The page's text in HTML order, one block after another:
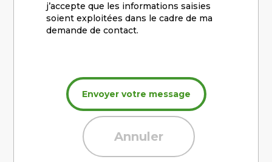
j’accepte que les informations saisies
soient exploitées dans le cadre de ma
demande de contact.